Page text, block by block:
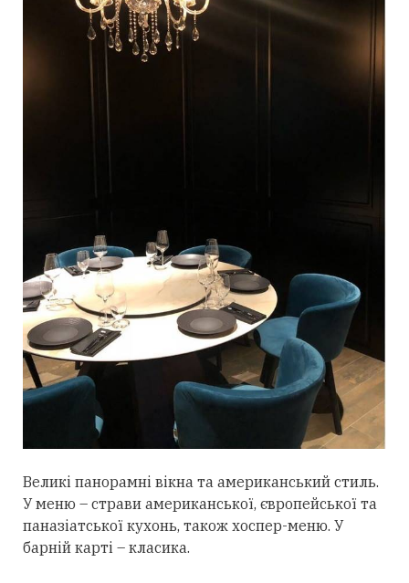
Великі панорамні вікна та американський стиль.
У меню – страви американської, європейської та
паназіатської кухонь, також хоспер-меню. У
барній карті – класика.